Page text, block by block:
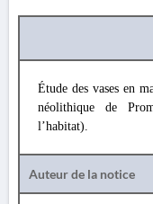
Étude des vases en
néolithique de
l’habitat).
Auteur de la notice